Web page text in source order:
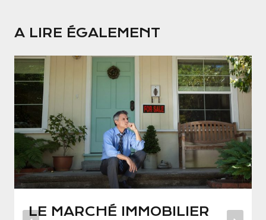
A LIRE ÉGALEMENT
LE MARCHÉ IMMOBILIER